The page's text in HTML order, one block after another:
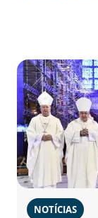
NOTÍCIAS